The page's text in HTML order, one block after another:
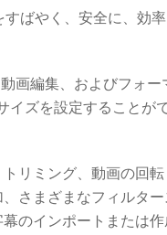
ばやく、安全に、効
画編集、およびフォ
イズを設定すること
リミング、動画の回
さまざまなフィルタ
のインポートまたは